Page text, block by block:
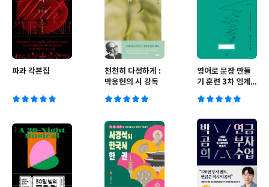
파과 각본집
천천히 다정하게 :
박웅현의 시 강독
영어로 문장 만들
기 훈련 3차 임계